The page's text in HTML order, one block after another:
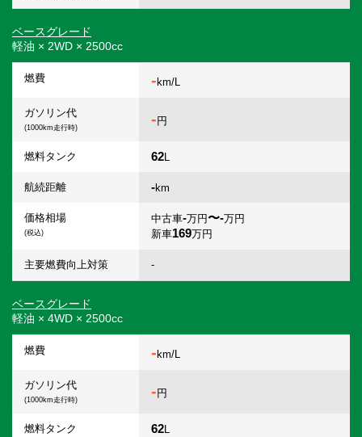
ベースグレード
軽油 × 2WD × 2500cc
燃費 - km/L
ガソリン代
(1000km走行時) - 円
燃料タンク 62L
航続距離 -km
価格相場
(税込)
中古車-万円〜-万円
新車169万円
主要燃費向上対策 -
ベースグレード
軽油 × 4WD × 2500cc
燃費 - km/L
ガソリン代
(1000km走行時) - 円
燃料タンク 62L